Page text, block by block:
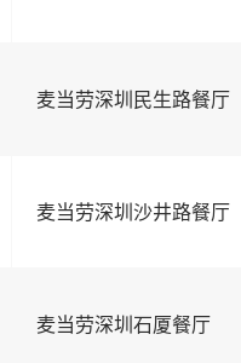
麦当劳深圳民生路餐厅
麦当劳深圳沙井路餐厅
麦当劳深圳石厦餐厅